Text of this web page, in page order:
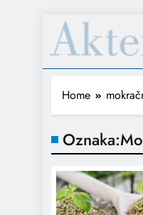
Home
Oznaka: